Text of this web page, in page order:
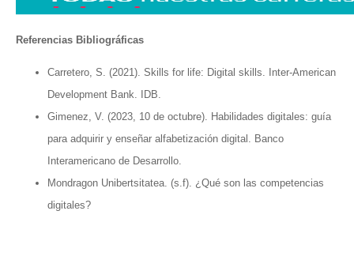
Referencias Bibliográficas
Carretero, S. (2021). Skills for life: Digital skills. Inter-American
Development Bank. IDB.
Gimenez, V. (2023, 10 de octubre). Habilidades digitales: guía
para adquirir y enseñar alfabetización digital. Banco
Interamericano de Desarrollo.
Mondragon Unibertsitatea. (s.f). ¿Qué son las competencias
digitales?